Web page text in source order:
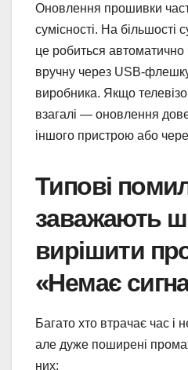
Оновлення прошивки
сумісності. На більшості
це робиться автоматично
вручну через USB-
виробника. Якщо
взагалі — оновлення
іншого пристрою або
Типові
заважають
вирішити
«Немає
Багато хто втрачає час і
але дуже поширені
них: